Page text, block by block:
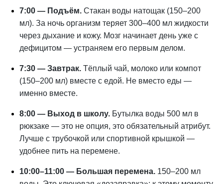
7:00 — Подъём. Стакан воды натощак (150–200
мл). За ночь организм теряет 300–400 мл жидкости
через дыхание и кожу. Мозг начинает день уже с
дефицитом — устраняем его первым делом.
7:30 — Завтрак. Тёплый чай, молоко или компот
(150–200 мл) вместе с едой. Не вместо еды —
именно вместе.
8:00 — Выход в школу. Бутылка воды 500 мл в
рюкзаке — это не опция, это обязательный атрибут.
Лучше с трубочкой или спортивной крышкой —
удобнее пить на перемене.
10:00–11:00 — Большая перемена. 150–200 мл